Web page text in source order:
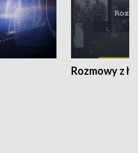
Rozmowy z